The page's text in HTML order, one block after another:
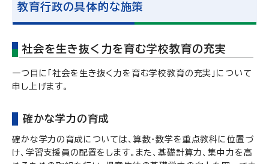
教育行政の具体的な施策
社会を生き抜く力を育む学校教育の充実
一つ目に「社会を生き抜く力を育む学校教育の充実」について
申し上げます。
確かな学力の育成
確かな学力の育成については、算数・数学を重点教科に位置づ
け、学習支援員の配置をします。また、基礎計算力、集中力を高